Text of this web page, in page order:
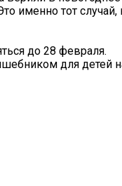
тот случай,
до 28 февраля.
для детей